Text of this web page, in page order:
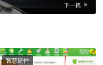
下一篇
智慧硬件